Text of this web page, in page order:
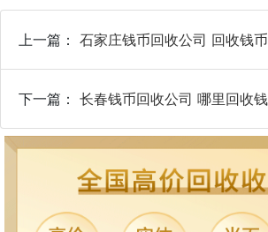
上一篇： 石家庄钱币回收公司 回收钱
下一篇： 长春钱币回收公司 哪里回收